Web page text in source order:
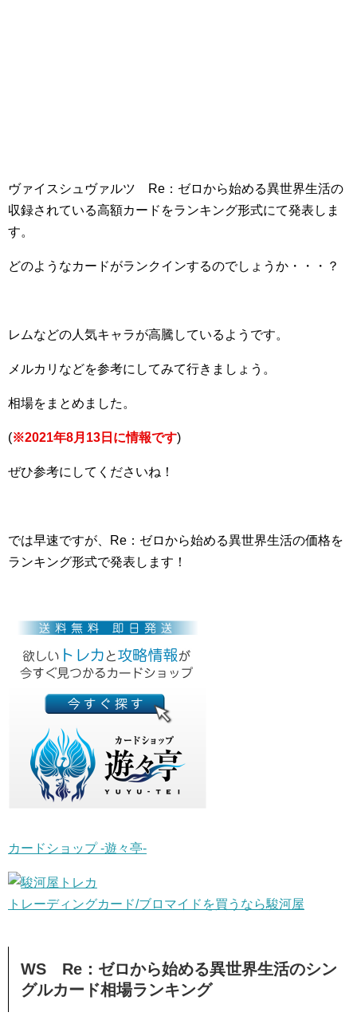
ヴァイスシュヴァルツ Re：ゼロから始める異世界生活の
収録されている高額カードをランキング形式にて発表しま
す。
どのようなカードがランクインするのでしょうか・・・？
レムなどの人気キャラが高騰しているようです。
メルカリなどを参考にしてみて行きましょう。
相場をまとめました。
(※2021年8月13日に情報です)
ぜひ参考にしてくださいね！
では早速ですが、Re：ゼロから始める異世界生活の価格を
ランキング形式で発表します！
カードショップ -遊々亭-
トレーディングカード/ブロマイドを買うなら駿河屋
WS Re：ゼロから始める異世界生活のシン
グルカード相場ランキング